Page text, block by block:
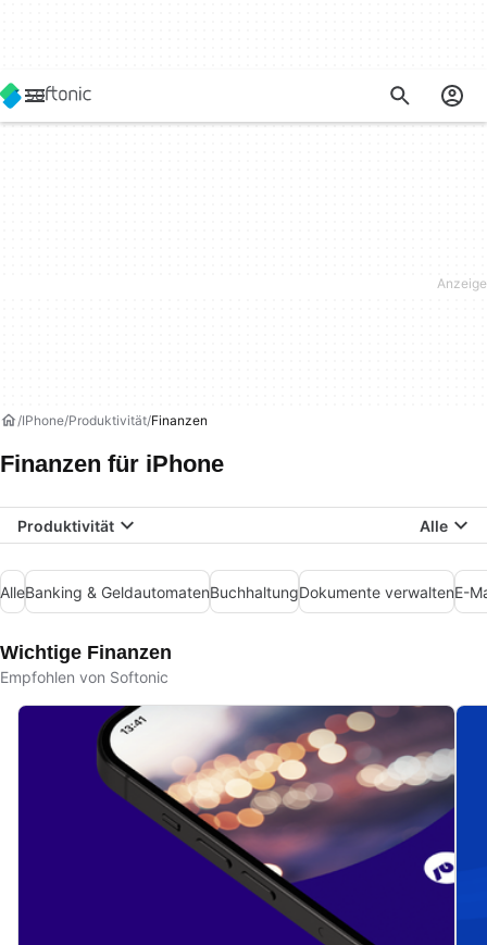
IPhone Produktivität Finanzen
Finanzen für iPhone
Produktivität Alle
AlleBanking & GeldautomatenBuchhaltungDokumente verwaltenE-
Wichtige Finanzen
Empfohlen von Softonic